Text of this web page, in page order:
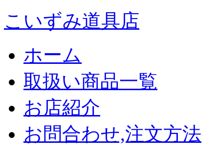
こいずみ道具店
ホーム
取扱い商品一覧
お店紹介
お問合わせ,注文方法